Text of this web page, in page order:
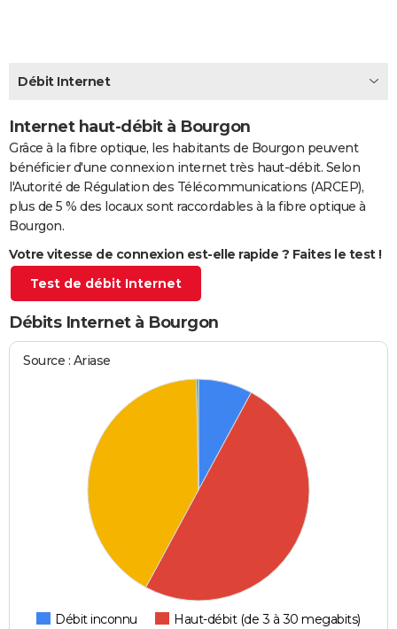
CARTE DE VOEUX
Carte de Noël
Carte Bonne année
Carte Saint-Valentin
Carte Pâques
Carte d'anniversaire
DICTIONNAIRE
PROGRAMME TV
COPAINS D'AVANT
S'inscrire
Se connecter
Lycées
Collèges
Primaires
Universités
Entreprises
Service militaire
Avis de recherche
Bricolage
Lifestyle
Culture
Sport
Auto
Television
Voyage
Cinema
Débit Internet
Internet haut-débit à Bourgon
Grâce à la fibre optique, les habitants de Bourgon peuvent
bénéficier d'une connexion internet très haut-débit. Selon
l'Autorité de Régulation des Télécommunications (ARCEP),
plus de 5 % des locaux sont raccordables à la fibre optique à
Bourgon.
Votre vitesse de connexion est-elle rapide ? Faites le test !
Test de débit Internet
Débits Internet à Bourgon
Source : Ariase
Débit inconnu
Haut-débit (de 3 à 30 megabits)